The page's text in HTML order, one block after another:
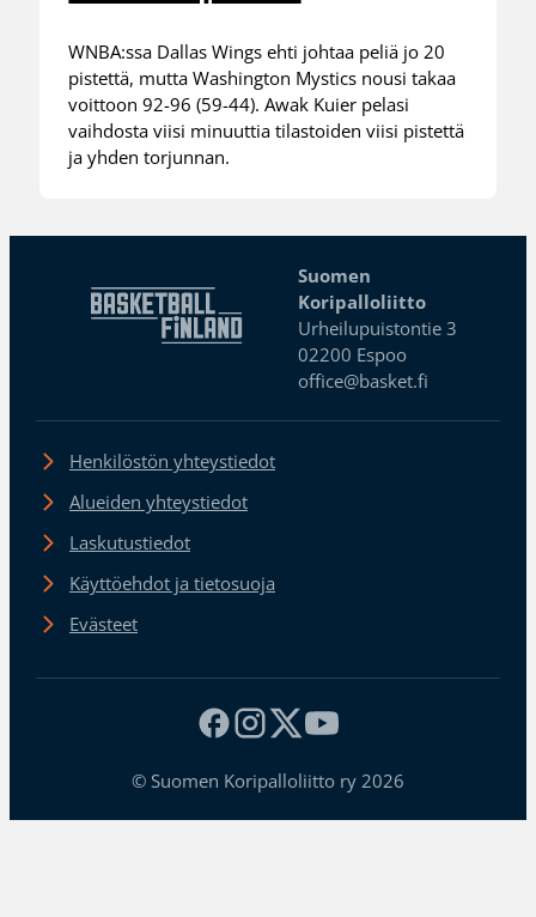
WNBA:ssa Dallas Wings ehti johtaa peliä jo 20
pistettä, mutta Washington Mystics nousi takaa
voittoon 92-96 (59-44). Awak Kuier pelasi
vaihdosta viisi minuuttia tilastoiden viisi pistettä
ja yhden torjunnan.
Suomen
Koripalloliitto
Urheilupuistontie 3
02200 Espoo
office@basket.fi
Henkilöstön yhteystiedot
Alueiden yhteystiedot
Laskutustiedot
Käyttöehdot ja tietosuoja
Evästeet
© Suomen Koripalloliitto ry 2026